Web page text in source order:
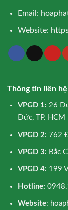
Email:
Website:
Thông tin liên hệ
VPGD 1: 26
Đức, TP. HCM
VPGD 2: 762
VPGD 3: Bắc
VPGD 4: 199
Hotline:
Website: